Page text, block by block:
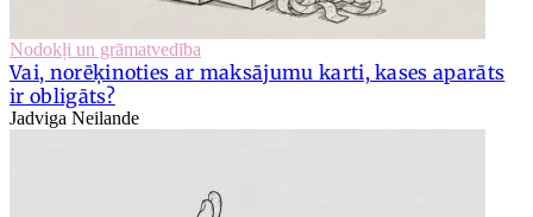
Nodokļi un grāmatvedība
Vai, norēķinoties ar maksājumu karti, kases aparāts
ir obligāts?
Jadviga Neilande